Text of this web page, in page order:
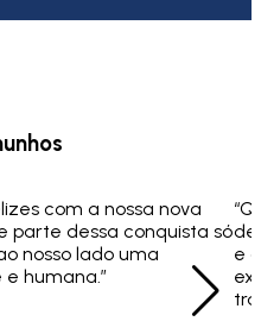
com a nossa nova
parte dessa conquista só
nosso lado uma
humana.”
e